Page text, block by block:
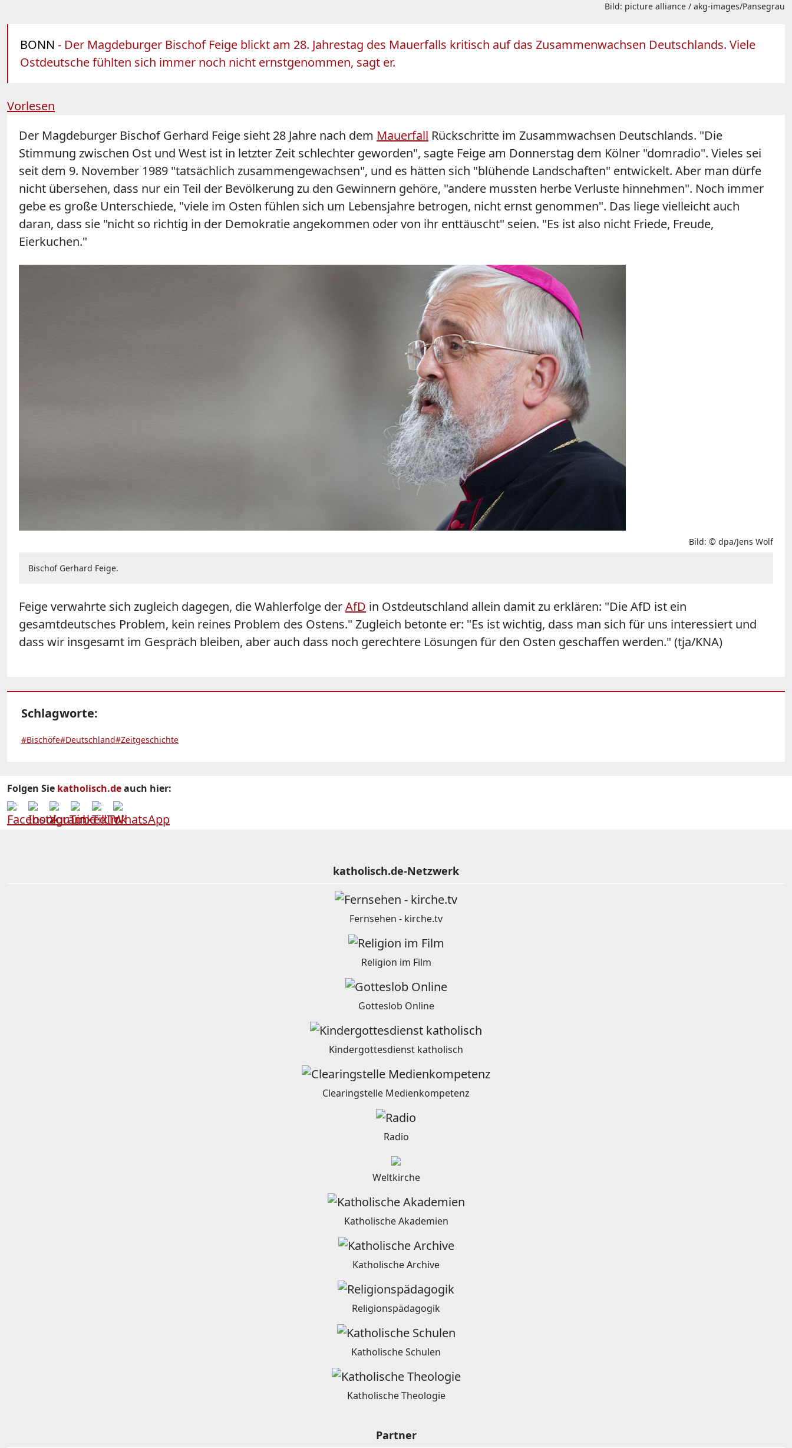
Bild: picture alliance / akg-images/Pansegrau
BONN - Der Magdeburger Bischof Feige blickt am 28. Jahrestag des Mauerfalls kritisch auf das Zusammenwachsen Deutschlands. Viele
Ostdeutsche fühlten sich immer noch nicht ernstgenommen, sagt er.
Vorlesen
Der Magdeburger Bischof Gerhard Feige sieht 28 Jahre nach dem Mauerfall Rückschritte im Zusammwachsen Deutschlands. "Die
Stimmung zwischen Ost und West ist in letzter Zeit schlechter geworden", sagte Feige am Donnerstag dem Kölner "domradio". Vieles sei
seit dem 9. November 1989 "tatsächlich zusammengewachsen", und es hätten sich "blühende Landschaften" entwickelt. Aber man dürfe
nicht übersehen, dass nur ein Teil der Bevölkerung zu den Gewinnern gehöre, "andere mussten herbe Verluste hinnehmen". Noch immer
gebe es große Unterschiede, "viele im Osten fühlen sich um Lebensjahre betrogen, nicht ernst genommen". Das liege vielleicht auch
daran, dass sie "nicht so richtig in der Demokratie angekommen oder von ihr enttäuscht" seien. "Es ist also nicht Friede, Freude,
Eierkuchen."
Bild: © dpa/Jens Wolf
Bischof Gerhard Feige.
Feige verwahrte sich zugleich dagegen, die Wahlerfolge derAfD in Ostdeutschland allein damit zu erklären: "Die AfD ist ein
gesamtdeutsches Problem, kein reines Problem des Ostens." Zugleich betonte er: "Es ist wichtig, dass man sich für uns interessiert und
dass wir insgesamt im Gespräch bleiben, aber auch dass noch gerechtere Lösungen für den Osten geschaffen werden." (tja/KNA)
Schlagworte:
#Bischöfe#Deutschland#Zeitgeschichte
Folgen Sie katholisch.deauch hier:
katholisch.de-Netzwerk
Fernsehen - kirche.tv
Religion im Film
Gotteslob Online
Kindergottesdienst katholisch
Clearingstelle Medienkompetenz
Radio
Weltkirche
Katholische Akademien
Katholische Archive
Religionspädagogik
Katholische Schulen
Katholische Theologie
Partner